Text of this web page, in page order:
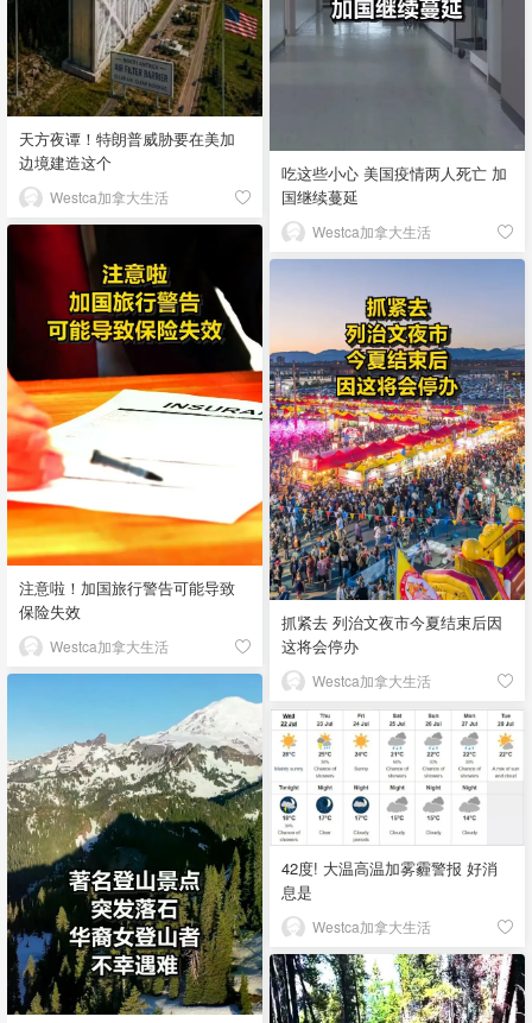
天方夜谭！特朗普威胁要在美加
边境建造这个
Westca加拿大生活
吃这些小心 美国疫情两人死亡 加
国继续蔓延
Westca加拿大生活
注意啦！加国旅行警告可能导致
保险失效
Westca加拿大生活
抓紧去 列治文夜市今夏结束后因
这将会停办
Westca加拿大生活
42度! 大温高温加雾霾警报 好消
息是
Westca加拿大生活